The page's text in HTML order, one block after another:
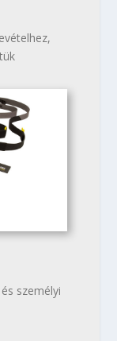
személyi